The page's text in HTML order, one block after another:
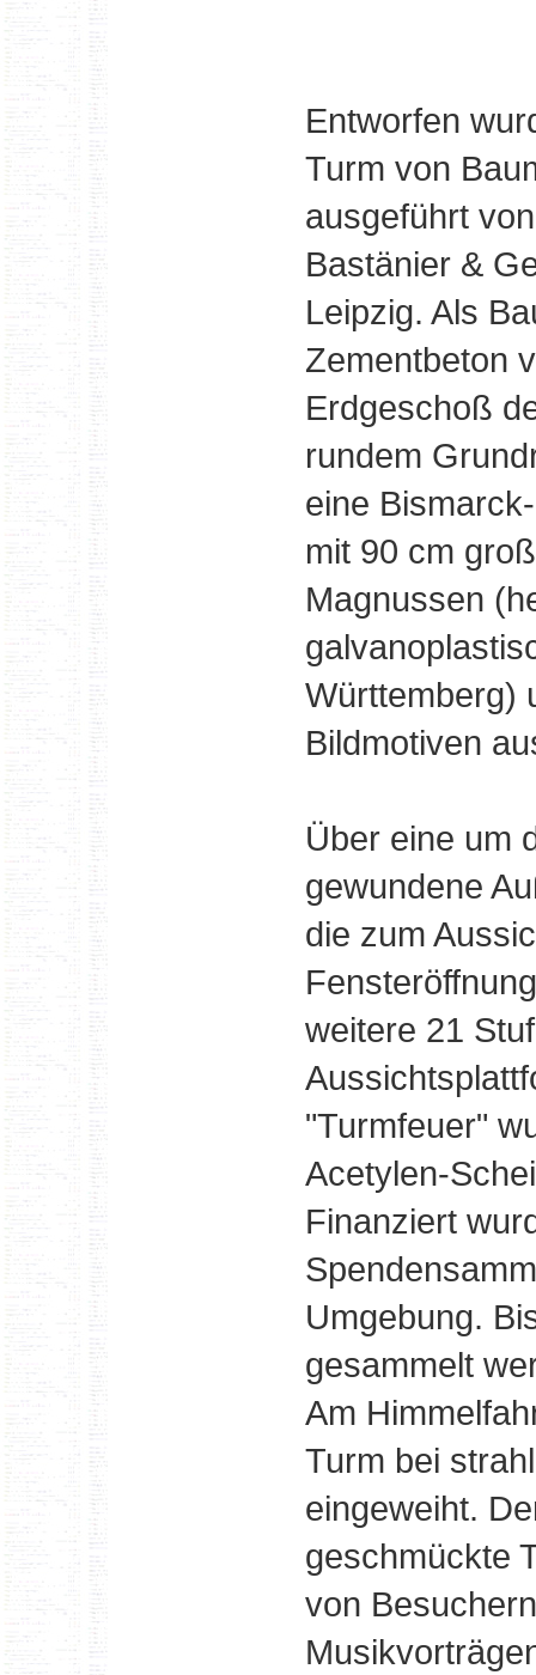
Entworfen
Turm von
ausgeführt
Bastänier &
Leipzig. Als
Zementbeton
Erdgeschoß
rundem
eine
mit 90 cm
Magnussen
Württemberg)
Bildmotiven
Über eine um
gewundene
die zum
weitere 21
"Turmfeuer"
Acetylen-
Finanziert
Umgebung.
gesammelt
Am
Turm bei
eingeweiht.
geschmückte
von